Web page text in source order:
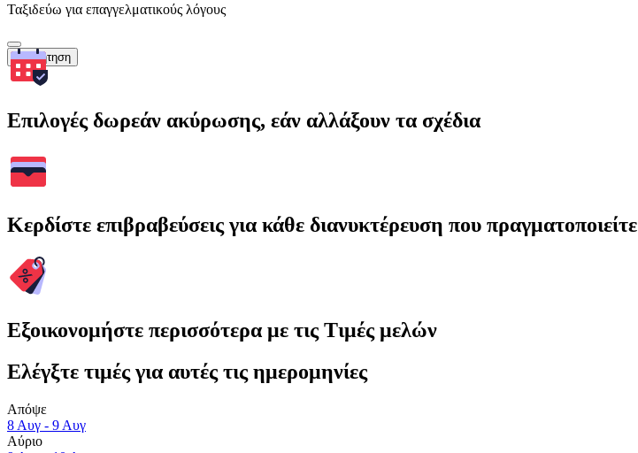
Ταξιδεύω για επαγγελματικούς λόγους
Αναζήτηση
Επιλογές δωρεάν ακύρωσης, εάν αλλάξουν τα σχέδια
Κερδίστε επιβραβεύσεις για κάθε διανυκτέρευση που πραγματοποιείτε
Εξοικονομήστε περισσότερα με τις Τιμές μελών
Ελέγξτε τιμές για αυτές τις ημερομηνίες
Απόψε
8 Αυγ - 9 Αυγ
Αύριο